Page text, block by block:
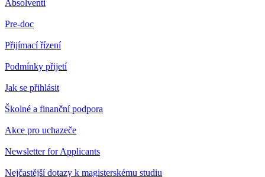
Absolventi
Pre-doc
Přijímací řízení
Podmínky přijetí
Jak se přihlásit
Školné a finanční podpora
Akce pro uchazeče
Newsletter for Applicants
Nejčastější dotazy k magisterskému studiu